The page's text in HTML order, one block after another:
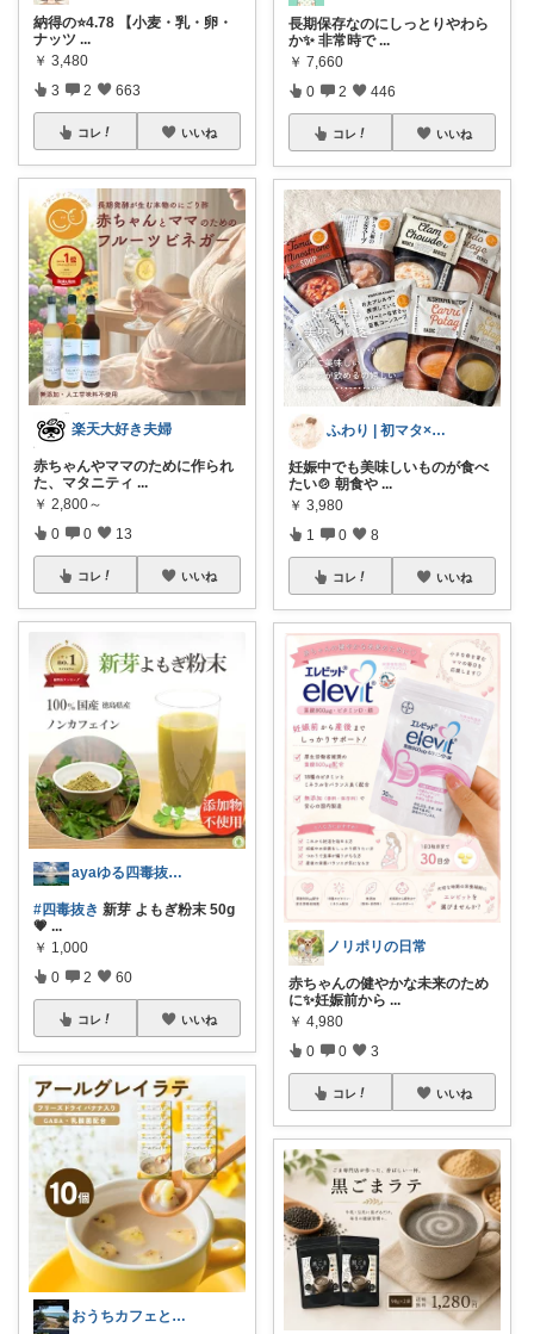
納得の⭐️4.78 【小麦・乳・卵・
ナッツ ...
￥ 3,480
3 2 663
コレ いいね
楽天大好き夫婦
赤ちゃんやママのために作られ
た、マタニティ ...
￥ 2,800～
0 0 13
コレ いいね
ayaゆる四毒抜き（aya四毒抜き）
#四毒抜き 新芽 よもぎ粉末 50g
💗 ...
￥ 1,000
0 2 60
コレ いいね
おうちカフェと癒やしアイテム
長期保存なのにしっとりやわら
か✨ 非常時で ...
￥ 7,660
0 2 446
コレ いいね
ふわり | 初マタ×出産準備🫧
妊娠中でも美味しいものが食べ
たい🍲 朝食や ...
￥ 3,980
1 0 8
コレ いいね
ノリポリの日常
赤ちゃんの健やかな未来のため
に✨妊娠前から ...
￥ 4,980
0 0 3
コレ いいね